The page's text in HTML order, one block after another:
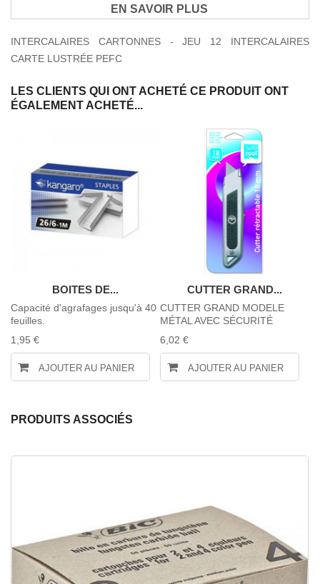
EN SAVOIR PLUS
INTERCALAIRES CARTONNES - JEU 12 INTERCALAIRES
CARTE LUSTRÉE PEFC
LES CLIENTS QUI ONT ACHETÉ CE PRODUIT ONT
ÉGALEMENT ACHETÉ...
BOITES DE...
Capacité d'agrafages jusqu'à 40
feuilles.
1,95 €
AJOUTER AU PANIER
CUTTER GRAND...
CUTTER GRAND MODELE
MÉTAL AVEC SÉCURITÉ
6,02 €
AJOUTER AU PANIER
PRODUITS ASSOCIÉS